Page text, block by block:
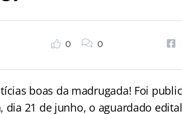
0 0
boas da madrugada! Foi
dia 21 de junho, o aguardado